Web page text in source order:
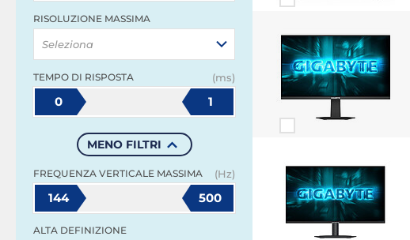
RISOLUZIONE MASSIMA
Seleziona
TEMPO DI RISPOSTA (ms)
0 1
MENO FILTRI
FREQUENZA VERTICALE MASSIMA (Hz)
144 500
ALTA DEFINIZIONE